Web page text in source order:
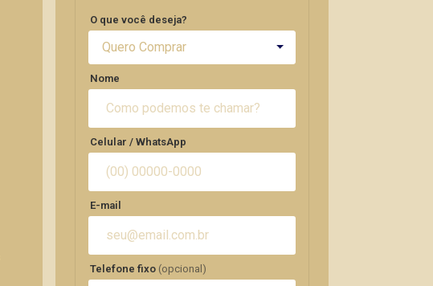
O que você deseja?
Quero Comprar
Nome
Celular / WhatsApp
E-mail
Telefone fixo (opcional)